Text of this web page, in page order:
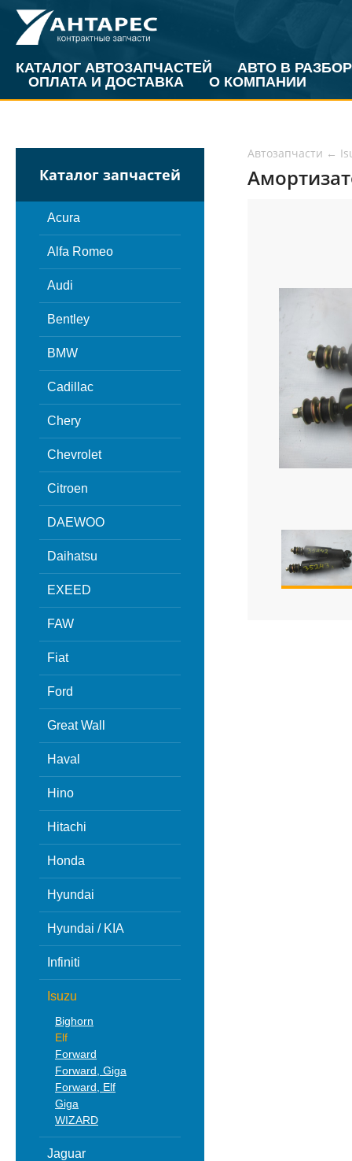
КАТАЛОГ АВТОЗАПЧАСТЕЙ
АВТО В РАЗБОР
ОПЛАТА И ДОСТАВКА
О КОМПАНИИ
Каталог запчастей
Acura
Alfa Romeo
Audi
Bentley
BMW
Cadillac
Chery
Chevrolet
Citroen
DAEWOO
Daihatsu
EXEED
FAW
Fiat
Ford
Great Wall
Haval
Hino
Hitachi
Honda
Hyundai
Hyundai / KIA
Infiniti
Isuzu
Bighorn
Elf
Forward
Forward, Giga
Forward, Elf
Giga
WIZARD
Jaguar
Автозапчасти ←